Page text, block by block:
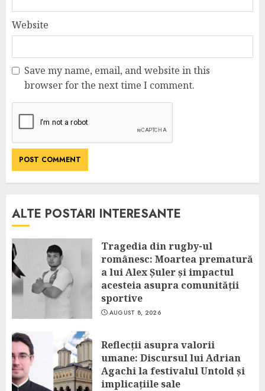
Website
Save my name, email, and website in this
browser for the next time I comment.
ALTE POSTARI INTERESANTE
Tragedia din rugby-ul
românesc: Moartea prematură
a lui Alex Șuler și impactul
acesteia asupra comunității
sportive
AUGUST 8, 2026
Reflecții asupra valorii
umane: Discursul lui Adrian
Agachi la festivalul Untold și
implicațiile sale